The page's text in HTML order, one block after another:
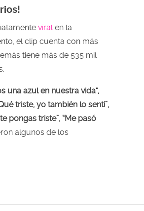
viral en la
el clip cuenta con más
tiene más de 535 mil
una azul en nuestra vida",
triste, yo también lo sentí”,
pongas triste”, “Me pasó
algunos de los